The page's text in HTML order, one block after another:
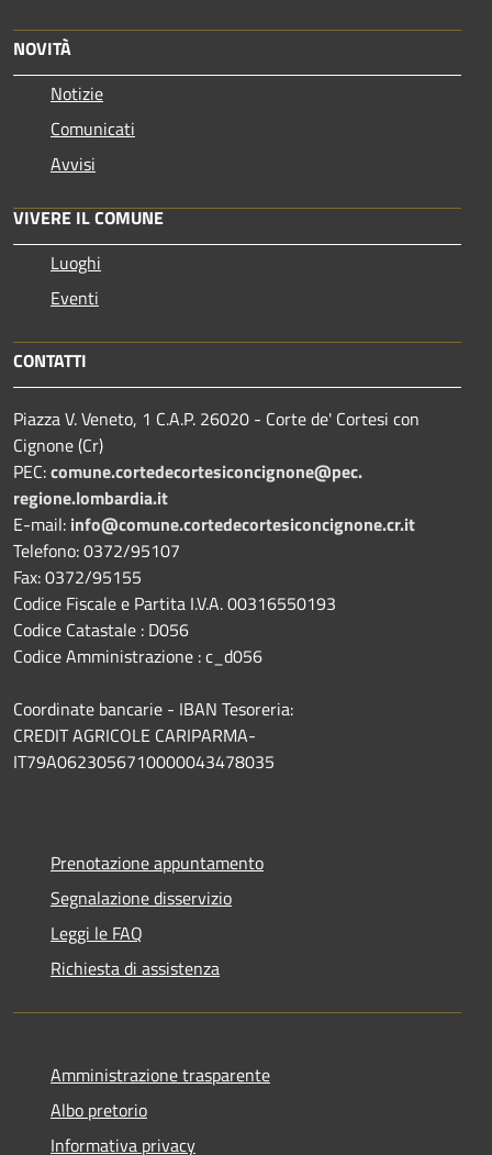
NOVITÀ
Notizie
Comunicati
Avvisi
VIVERE IL COMUNE
Luoghi
Eventi
CONTATTI
Piazza V. Veneto, 1 C.A.P. 26020 - Corte de' Cortesi con
Cignone (Cr)
PEC:comune.cortedecortesiconcignone@pec.
regione.lombardia.it
E-mail: info@comune.cortedecortesiconcignone.cr.it
Telefono: 0372/95107
Fax: 0372/95155
Codice Fiscale e Partita I.V.A. 00316550193
Codice Catastale : D056
Codice Amministrazione : c_d056
Coordinate bancarie - IBAN Tesoreria:
CREDIT AGRICOLE CARIPARMA-
IT79A0623056710000043478035
Prenotazione appuntamento
Segnalazione disservizio
Leggi le FAQ
Richiesta di assistenza
Amministrazione trasparente
Albo pretorio
Informativa privacy